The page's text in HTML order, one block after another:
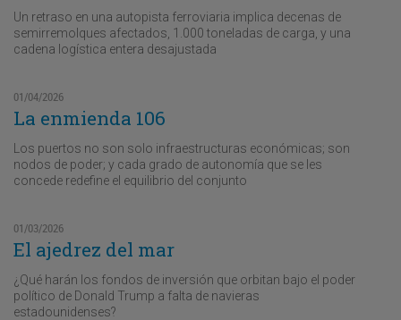
Un retraso en una autopista ferroviaria implica decenas de
semirremolques afectados, 1.000 toneladas de carga, y una
cadena logística entera desajustada
01/04/2026
La enmienda 106
Los puertos no son solo infraestructuras económicas; son
nodos de poder; y cada grado de autonomía que se les
concede redefine el equilibrio del conjunto
01/03/2026
El ajedrez del mar
¿Qué harán los fondos de inversión que orbitan bajo el poder
político de Donald Trump a falta de navieras
estadounidenses?